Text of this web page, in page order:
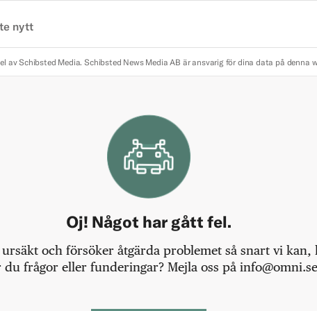
nytt
av Schibsted Media. Schibsted News Media AB är ansvarig för dina data på denna
Oj! Något har gått fel.
och försöker åtgärda problemet så snart vi kan,
du frågor eller funderingar? Mejla oss på info@omni.se